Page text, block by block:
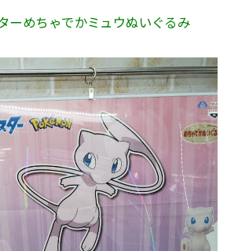
ーめちゃでかミュウぬいぐるみ